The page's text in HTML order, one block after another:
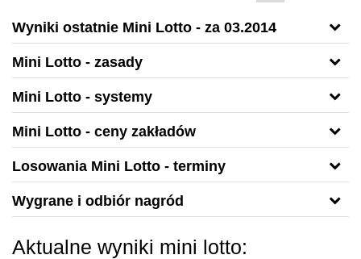
Wyniki ostatnie Mini Lotto - za 03.2014
Mini Lotto - zasady
Mini Lotto - systemy
Mini Lotto - ceny zakładów
Losowania Mini Lotto - terminy
Wygrane i odbiór nagród
Aktualne wyniki mini lotto: